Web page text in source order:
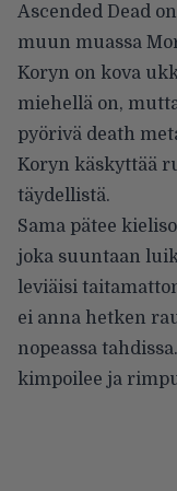
Ascended Dead
muun muassa
Koryn on kova
miehellä on,
pyörivä death
Koryn käskyttää
täydellistä.
Sama pätee
joka suuntaan
leviäisi
ei anna hetken
nopeassa
kimpoilee ja